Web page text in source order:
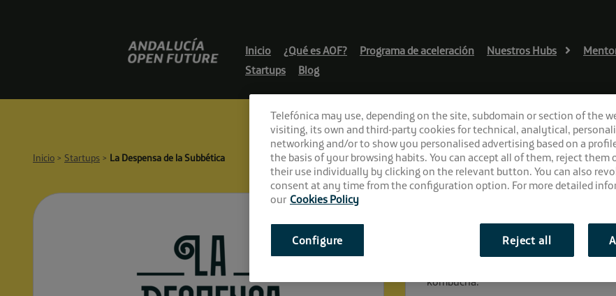
Andalucía
Open
Inicio ¿Qué es AOF? Programa de aceleración Nuestros Hubs
Startups
Blog
Inicio > Startups > La Despensa de la Subbética
¿En qué consiste?
E-Commerce de productos gourmet
kombucha.
Telefónica may use, depending on the site, subdomain or section of the
visiting, its own and third-party cookies for technical, analytical,
networking and/or to show you personalised advertising based on a
the basis of your browsing habits. You can accept all of them, reject them
their use individually by clicking on the relevant button. You can also
consent at any time from the configuration option. For more detailed
our Cookies Policy
Reject all
Configure